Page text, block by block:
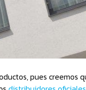
pues creemos